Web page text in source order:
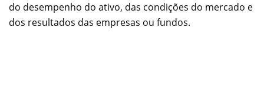
do desempenho do ativo, das condições do mercado e
dos resultados das empresas ou fundos.